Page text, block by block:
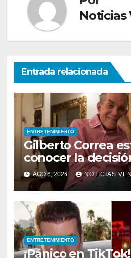
Noticias
Entrada relacionada
ENTRETENIMIENTO
Gilberto Correa
conocer la
tribunal en su
AGO 6, 2026 NOTICIAS
ENTRETENIMIENTO
¡Pánico en